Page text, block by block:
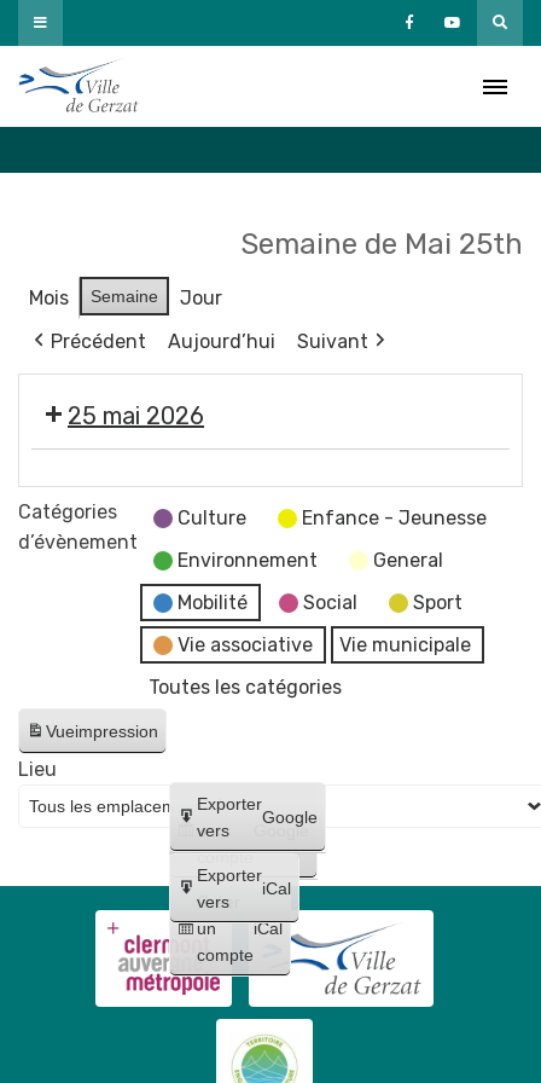
Passer
au
contenu
Semaine de Mai 25th
Mois Semaine
Jour
Précédent
Aujourd’hui Suivant
25 mai 2026
des
services
Catégories
d’évènement
Culture
Enfance - Jeunesse
Environnement
General
Mobilité
Social
Sport
Vie associative
Vie municipale
Toutes les catégories
Vueimpression
Créer
un
compte
Google
Créer
un
compte
iCal
Exporter
vers
Google
Exporter
vers
iCal
Lieu